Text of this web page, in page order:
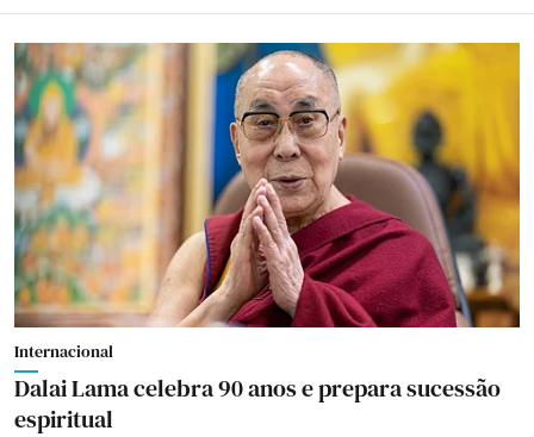
Internacional
Dalai Lama celebra 90 anos e prepara sucessão
espiritual